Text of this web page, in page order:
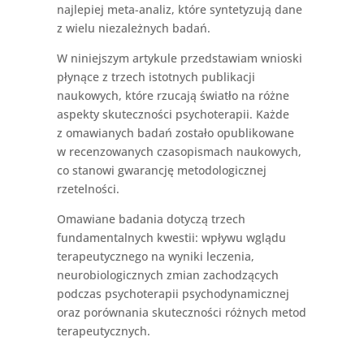
najlepiej meta-analiz, które syntetyzują dane
z wielu niezależnych badań.
W niniejszym artykule przedstawiam wnioski
płynące z trzech istotnych publikacji
naukowych, które rzucają światło na różne
aspekty skuteczności psychoterapii. Każde
z omawianych badań zostało opublikowane
w recenzowanych czasopismach naukowych,
co stanowi gwarancję metodologicznej
rzetelności.
Omawiane badania dotyczą trzech
fundamentalnych kwestii: wpływu wglądu
terapeutycznego na wyniki leczenia,
neurobiologicznych zmian zachodzących
podczas psychoterapii psychodynamicznej
oraz porównania skuteczności różnych metod
terapeutycznych.